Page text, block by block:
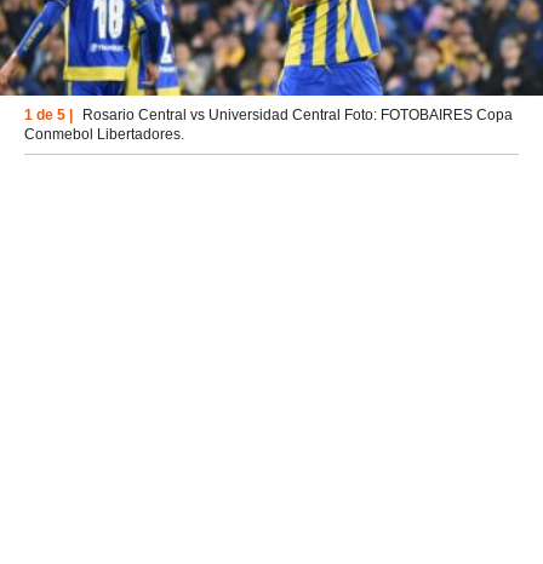
1 de 5 |
Rosario Central vs Universidad Central Foto: FOTOBAIRES Copa
Conmebol Libertadores.